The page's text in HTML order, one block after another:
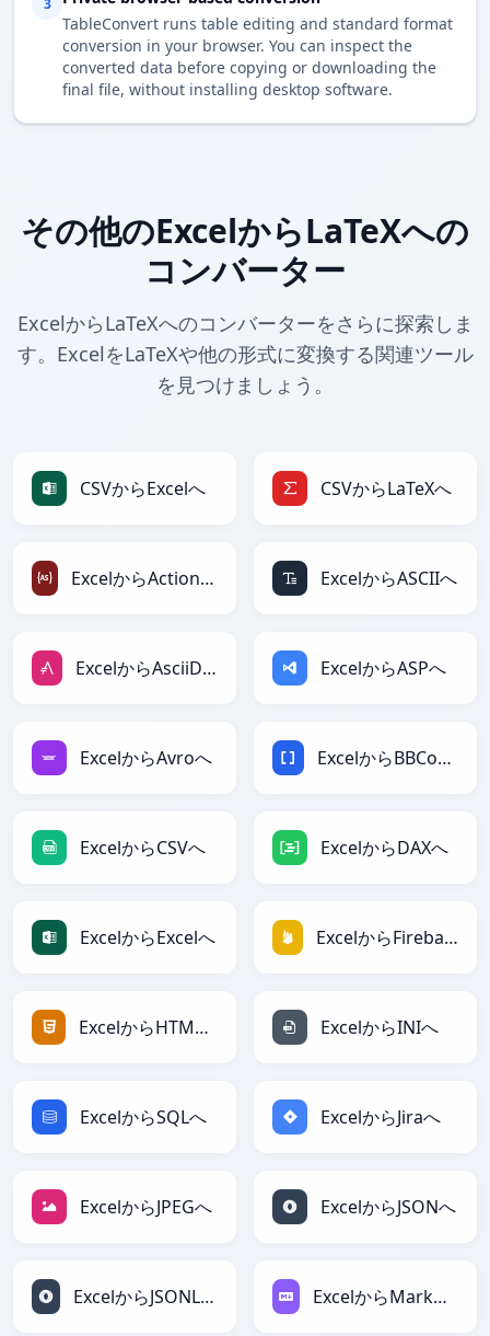
3
TableConvert runs table editing and standard format
conversion in your browser. You can inspect the
converted data before copying or downloading the
final file, without installing desktop software.
その他のExcelからLaTeXへの
コンバーター
ExcelからLaTeXへのコンバーターをさらに探索しま
す。ExcelをLaTeXや他の形式に変換する関連ツール
を見つけましょう。
CSVからExcelへ CSVからLaTeXへ
ExcelからActionScriptへ ExcelからASCIIへ
ExcelからAsciiDocへ ExcelからASPへ
ExcelからAvroへ ExcelからBBCodeへ
ExcelからCSVへ ExcelからDAXへ
ExcelからExcelへ ExcelからFirebaseへ
ExcelからHTMLへ ExcelからINIへ
ExcelからSQLへ ExcelからJiraへ
ExcelからJPEGへ ExcelからJSONへ
ExcelからJSONLinesへ ExcelからMarkdownへ